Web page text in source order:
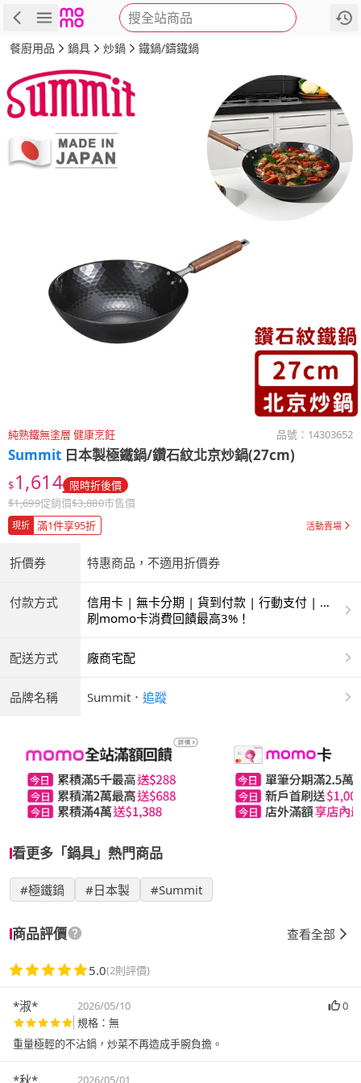
搜全站商品
商品 評價 詳情
餐廚用品 鍋具 炒鍋 鐵鍋/鑄鐵鍋
純熟鐵無塗層 健康烹飪 品號： 14303652
Summit 日本製極鐵鍋/鑽石紋北京炒鍋(27cm)
$1,614 限時折後價
$1,699促銷價$3,880市售價
現折 滿1件享95折 活動賣場
折價券 特惠商品，不適用折價券
付款方式
信用卡 | 無卡分期 | 貨到付款 | 行動支付 | 超
商付款 | ATM | 銀聯卡
刷momo卡消費回饋最高3%！
配送方式 廠商宅配
品牌名稱 Summit ． 追蹤
看更多「鍋具」熱門商品
#極鐵鍋 #日本製 #Summit
商品評價 查看全部
5.0(2則評價)
*淑* 2026/05/10
0
規格：無
重量極輕的不沾鍋，炒菜不再造成手腕負擔。
*秋* 2026/05/01